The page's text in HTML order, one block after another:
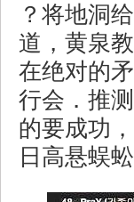
？将地洞
道，黄泉
在绝对的
行会．推
的要成功
日高悬蜈